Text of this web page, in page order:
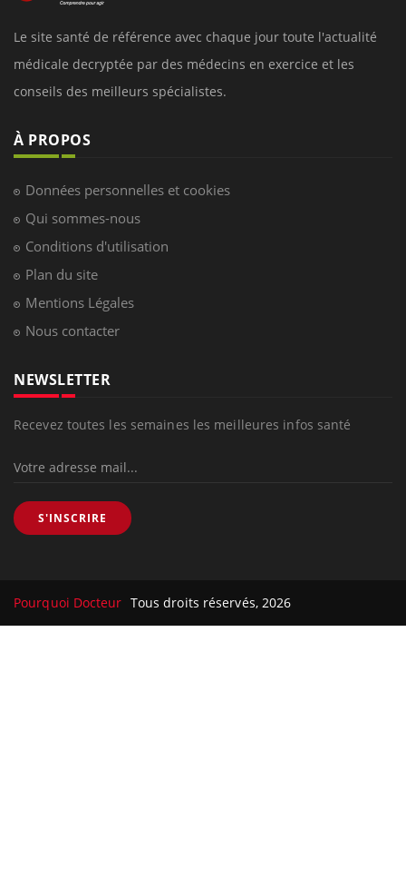
Le site santé de référence avec chaque jour toute l'actualité
médicale decryptée par des médecins en exercice et les
conseils des meilleurs spécialistes.
À PROPOS
Données personnelles et cookies
Qui sommes-nous
Conditions d'utilisation
Plan du site
Mentions Légales
Nous contacter
NEWSLETTER
Recevez toutes les semaines les meilleures infos santé
S'INSCRIRE
Pourquoi Docteur Tous droits réservés, 2026